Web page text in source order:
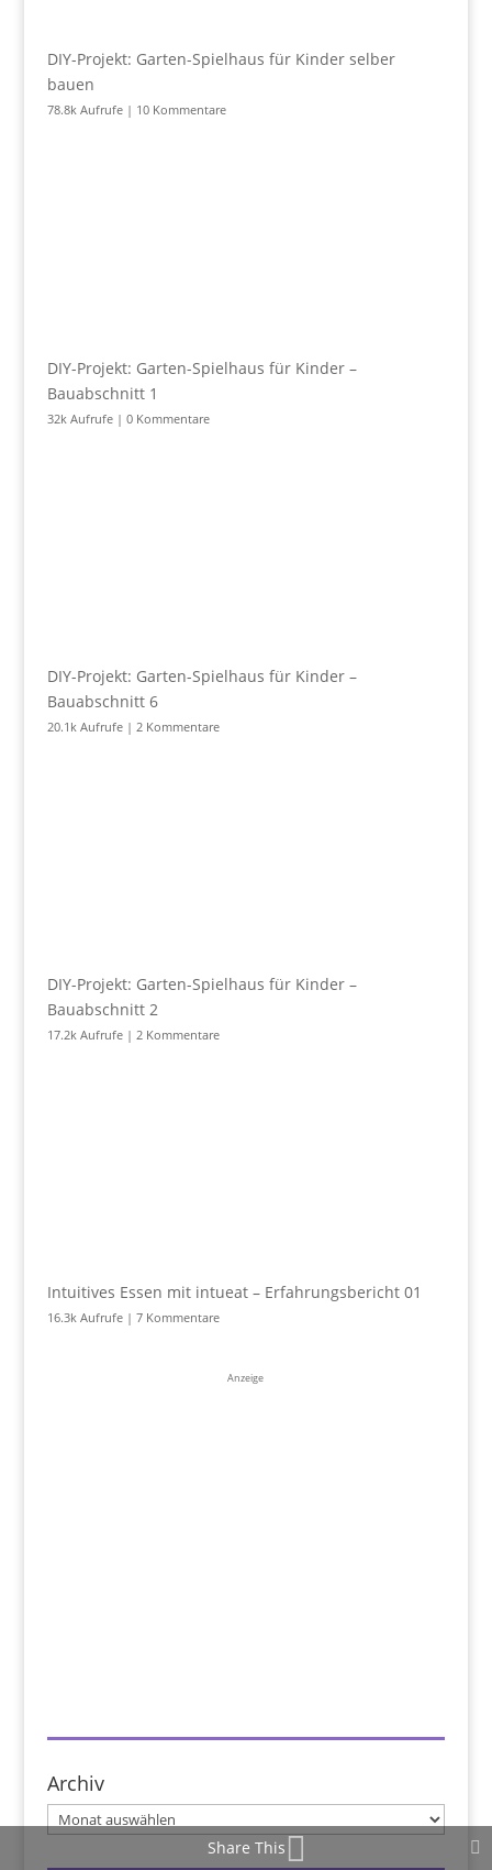
DIY-Projekt: Garten-Spielhaus für Kinder selber
bauen
78.8k Aufrufe| 10 Kommentare
DIY-Projekt: Garten-Spielhaus für Kinder –
Bauabschnitt 1
32k Aufrufe| 0 Kommentare
DIY-Projekt: Garten-Spielhaus für Kinder –
Bauabschnitt 6
20.1k Aufrufe| 2 Kommentare
DIY-Projekt: Garten-Spielhaus für Kinder –
Bauabschnitt 2
17.2k Aufrufe| 2 Kommentare
Intuitives Essen mit intueat – Erfahrungsbericht 01
16.3k Aufrufe| 7 Kommentare
Anzeige
Archiv
Archiv
Share This